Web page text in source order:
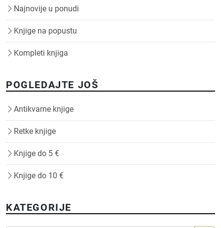
Najnovije u ponudi
Knjige na popustu
Kompleti knjiga
POGLEDAJTE JOŠ
Antikvarne knjige
Retke knjige
Knjige do 5 €
Knjige do 10 €
KATEGORIJE